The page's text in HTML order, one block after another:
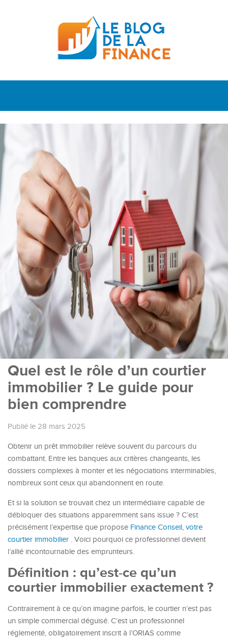
Quel est le rôle d’un courtier
immobilier ? Le guide pour
bien comprendre
Publié le 28 mars 2025
Obtenir un prêt immobilier relève souvent du parcours du
combattant. Entre les banques aux critères changeants, les
dossiers complexes à monter et les négociations interminables,
nombreux sont ceux qui abandonnent en route.
Et si la solution se trouvait chez un intermédiaire capable de
débloquer des situations apparemment sans issue ? C’est
précisément l’expertise que propose Finance Conseil, votre
courtier immobilier . Voici pourquoi ce professionnel devient
l’allié incontournable des emprunteurs.
Définition : qu’est-ce qu’un
courtier immobilier exactement ?
Contrairement à ce qu’on imagine parfois, le courtier n’est pas
un simple commercial déguisé. C’est un professionnel
réglementé, obligatoirement inscrit à l’ORIAS comme